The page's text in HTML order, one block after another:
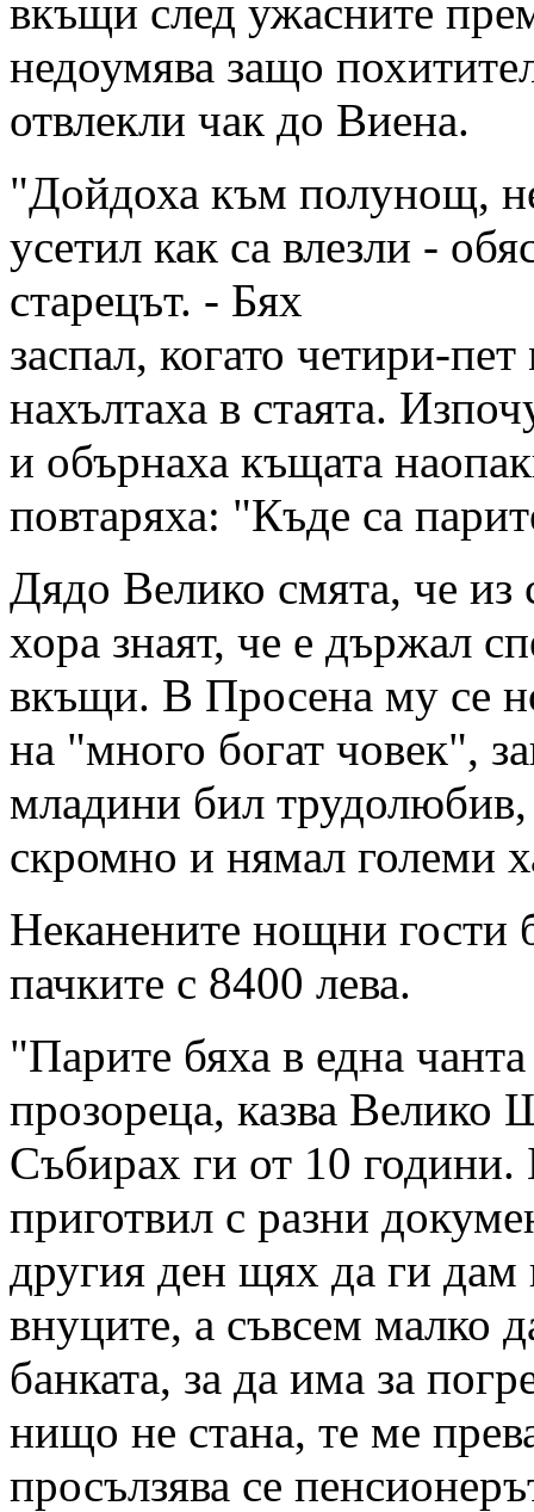
вкъщи след ужасните
недоумява защо
отвлекли чак до Виена.
"Дойдоха към полунощ,
усетил как са влезли -
старецът. - Бях
заспал, когато четири-
нахълтаха в стаята.
и обърнаха къщата
повтаряха: "Къде са
Дядо Велико смята, че из
хора знаят, че е държал
вкъщи. В Просена му се
на "много богат човек",
младини бил трудолюбив,
скромно и нямал големи
Неканените нощни гости
пачките с 8400 лева.
"Парите бяха в една
прозореца, казва Велико
Събирах ги от 10 години.
приготвил с разни
другия ден щях да ги дам
внуците, а съвсем малко
банката, за да има за
нищо не стана, те ме
просълзява се